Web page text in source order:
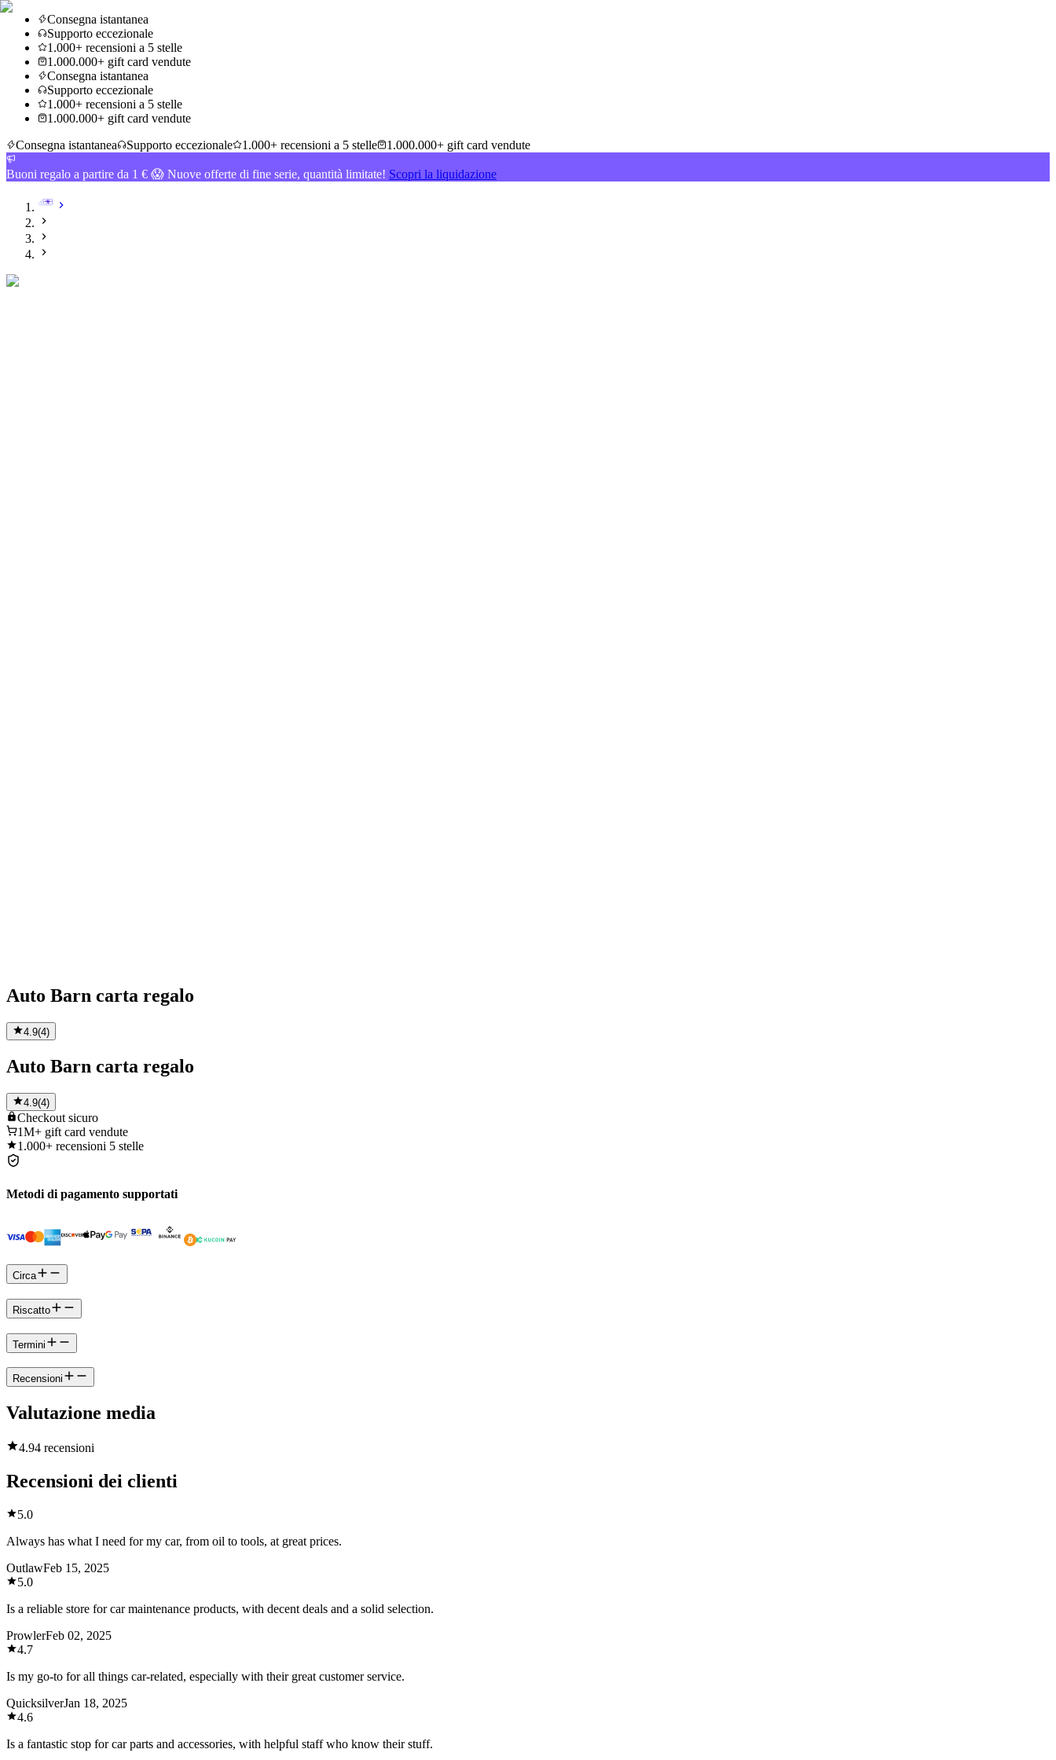
Consegna istantanea
Supporto eccezionale
1.000+ recensioni a 5 stelle
1.000.000+ gift card vendute
Consegna istantanea
Supporto eccezionale
1.000+ recensioni a 5 stelle
1.000.000+ gift card vendute
Consegna istantanea
Supporto eccezionale 1.000+ recensioni a 5 stelle 1.000.000+ gift card vendute
Buoni regalo a partire da 1 € 😱 Nuove offerte di fine serie, quantità limitate! Scopri la liquidazione
Auto Barn carta regalo
4.9(4)
Auto Barn carta regalo
4.9(4)
Checkout sicuro
1M+ gift card vendute
1.000+ recensioni 5 stelle
Metodi di pagamento supportati
Circa
Riscatto
Termini
Recensioni
Valutazione media
4.94 recensioni
Recensioni dei clienti
5.0
Always has what I need for my car, from oil to tools, at great prices.
OutlawFeb 15, 2025
5.0
Is a reliable store for car maintenance products, with decent deals and a solid selection.
ProwlerFeb 02, 2025
4.7
Is my go-to for all things car-related, especially with their great customer service.
QuicksilverJan 18, 2025
4.6
Is a fantastic stop for car parts and accessories, with helpful staff who know their stuff.